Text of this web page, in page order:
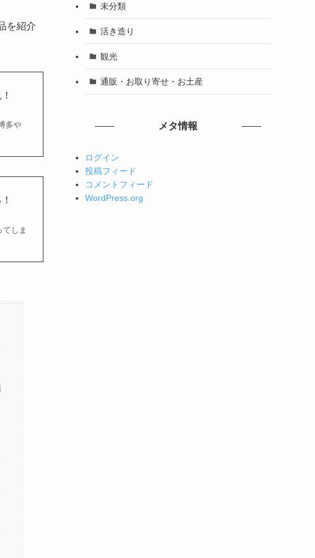
を紹介
多や
しま
未分類
活き造り
観光
通販・お取り寄せ・お土産
メタ情報
ログイン
投稿フィード
コメントフィード
WordPress.org